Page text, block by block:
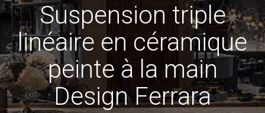
Suspension triple
linéaire en céramique
peinte à la main
Design Ferrara